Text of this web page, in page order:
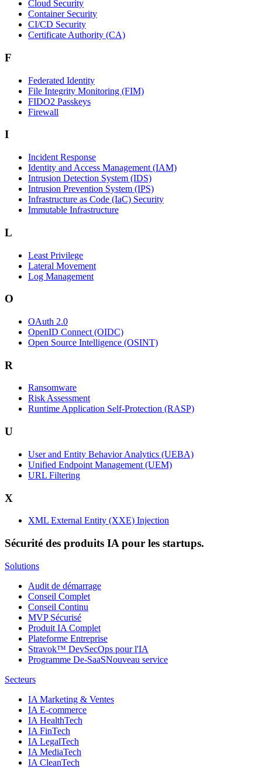
Cloud Security
Container Security
CI/CD Security
Certificate Authority (CA)
F
Federated Identity
File Integrity Monitoring (FIM)
FIDO2 Passkeys
Firewall
I
Incident Response
Identity and Access Management (IAM)
Intrusion Detection System (IDS)
Intrusion Prevention System (IPS)
Infrastructure as Code (IaC) Security
Immutable Infrastructure
L
Least Privilege
Lateral Movement
Log Management
O
OAuth 2.0
OpenID Connect (OIDC)
Open Source Intelligence (OSINT)
R
Ransomware
Risk Assessment
Runtime Application Self-Protection (RASP)
U
User and Entity Behavior Analytics (UEBA)
Unified Endpoint Management (UEM)
URL Filtering
X
XML External Entity (XXE) Injection
Sécurité des produits IA pour les startups.
Solutions
Audit de démarrage
Conseil Complet
Conseil Continu
MVP Sécurisé
Produit IA Complet
Plateforme Entreprise
Stravok™ DevSecOps pour l'IA
Programme De-SaaSNouveau service
Secteurs
IA Marketing & Ventes
IA E-commerce
IA HealthTech
IA FinTech
IA LegalTech
IA MediaTech
IA CleanTech